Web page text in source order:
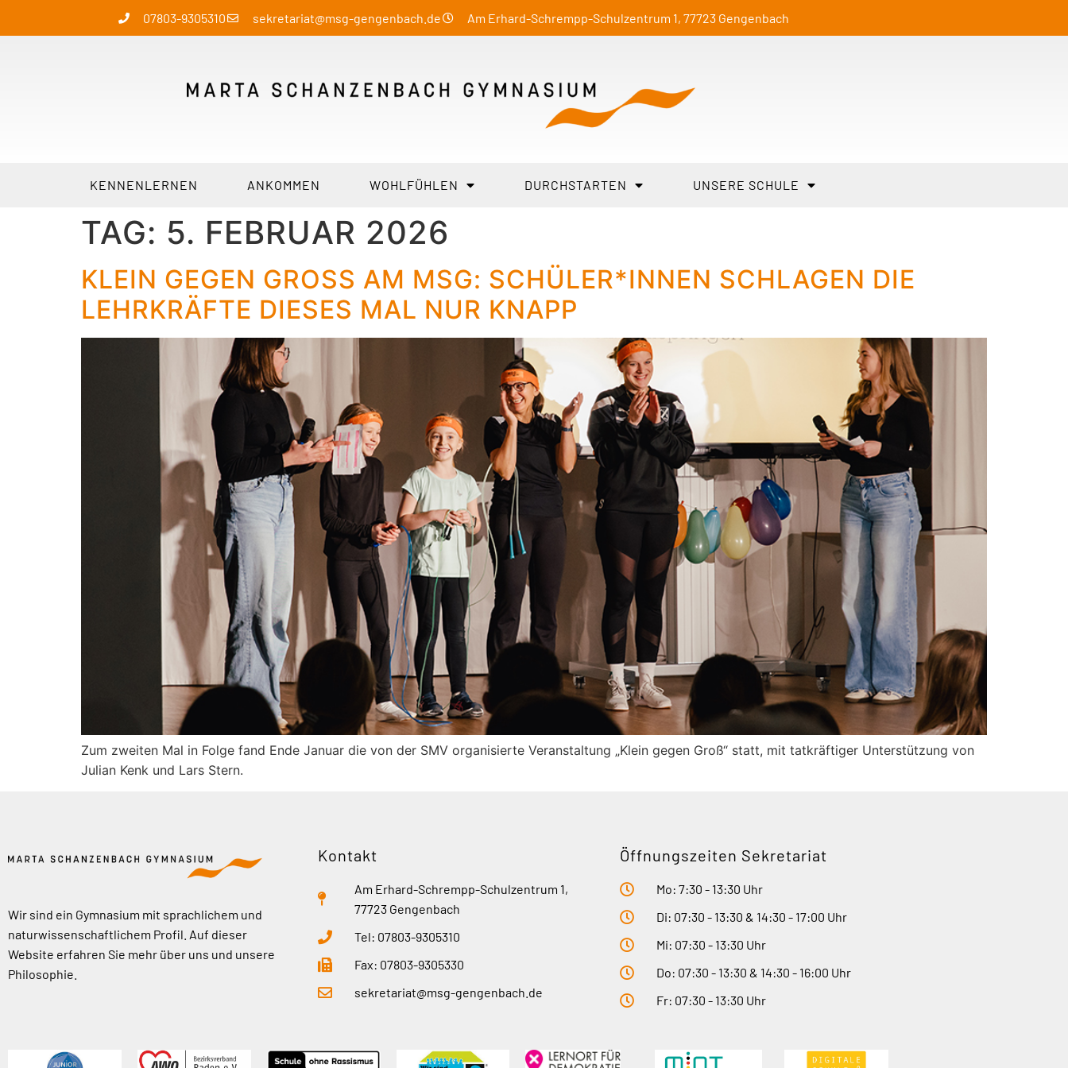
07803-9305310 sekretariat@msg-gengenbach.de Am Erhard-Schrempp-Schulzentrum 1, 77723 Gengenbach
KENNENLERNEN ANKOMMEN WOHLFÜHLEN DURCHSTARTEN UNSERE SCHULE
TAG: 5. FEBRUAR 2026
KLEIN GEGEN GROSS AM MSG: SCHÜLER*INNEN SCHLAGEN DIE L
EHRKRÄFTE DIESES MAL NUR KNAPP
Zum zweiten Mal in Folge fand Ende Januar die von der SMV organisierte Veranstaltung „Klein gegen Groß“ statt, mit tatkräftiger Unterstützung von
Julian Kenk und Lars Stern.
Wir sind ein Gymnasium mit sprachlichem und
naturwissenschaftlichem Profil. Auf dieser
Website erfahren Sie mehr über uns und unsere
Philosophie.
Kontakt
Am Erhard-Schrempp-Schulzentrum 1,
77723 Gengenbach
Tel: 07803-9305310
Fax: 07803-9305330
sekretariat@msg-gengenbach.de
Öffnungszeiten Sekretariat
Mo: 7:30 - 13:30 Uhr
Di: 07:30 - 13:30 & 14:30 - 17:00 Uhr
Mi: 07:30 - 13:30 Uhr
Do: 07:30 - 13:30 & 14:30 - 16:00 Uhr
Fr: 07:30 - 13:30 Uhr